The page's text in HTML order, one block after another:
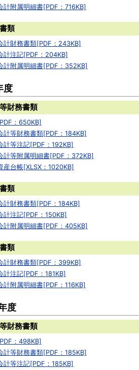
計附属明細書[PDF：716KB]
類
計財務書類[PDF：243KB]
計注記[PDF：204KB]
計附属明細書[PDF：352KB]
度
財務書類
：650KB]
計等財務書類[PDF：184KB]
計等注記[PDF：192KB]
計等附属明細書[PDF：372KB]
産台帳[XLSX：1020KB]
類
計財務書類[PDF：184KB]
計注記[PDF：150KB]
計附属明細書[PDF：405KB]
類
計財務書類[PDF：399KB]
計注記[PDF：181KB]
計附属明細書[PDF：116KB]
度
財務書類
：498KB]
計等財務書類[PDF：185KB]
計等注記[PDF：185KB]